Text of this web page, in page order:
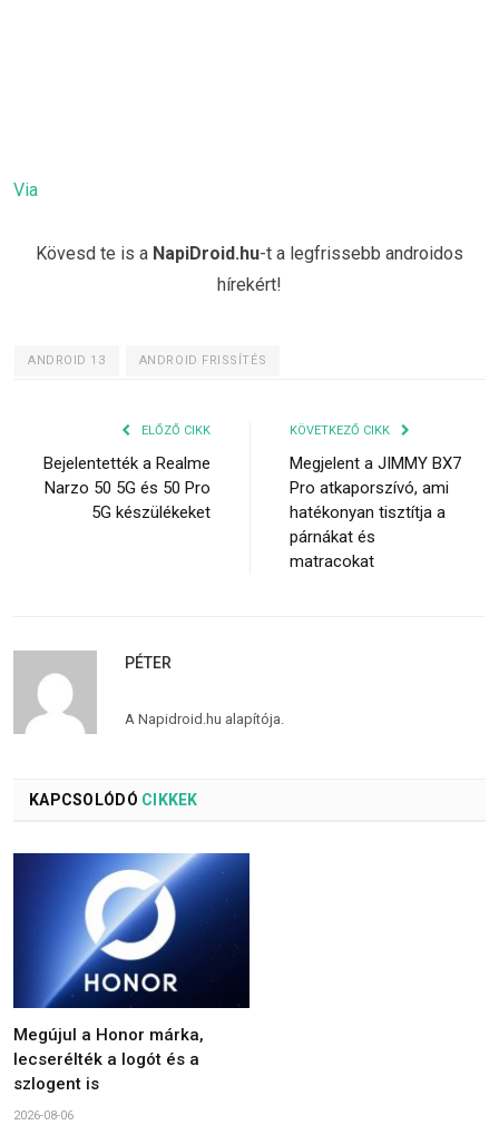
Via
Kövesd te is a NapiDroid.hu-t a legfrissebb androidos
hírekért!
ANDROID 13 ANDROID FRISSÍTÉS
ELŐZŐ CIKK
Bejelentették a Realme
Narzo 50 5G és 50 Pro
5G készülékeket
KÖVETKEZŐ CIKK
Megjelent a JIMMY BX7
Pro atkaporszívó, ami
hatékonyan tisztítja a
párnákat és
matracokat
PÉTER
A Napidroid.hu alapítója.
KAPCSOLÓDÓ CIKKEK
Megújul a Honor márka,
lecserélték a logót és a
szlogent is
2026-08-06